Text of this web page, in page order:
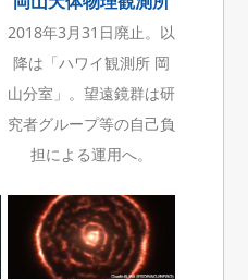
2018年3月31日廃止。以
降は「ハワイ観測所 岡
山分室」。望遠鏡群は研
究者グループ等の自己負
担による運用へ。